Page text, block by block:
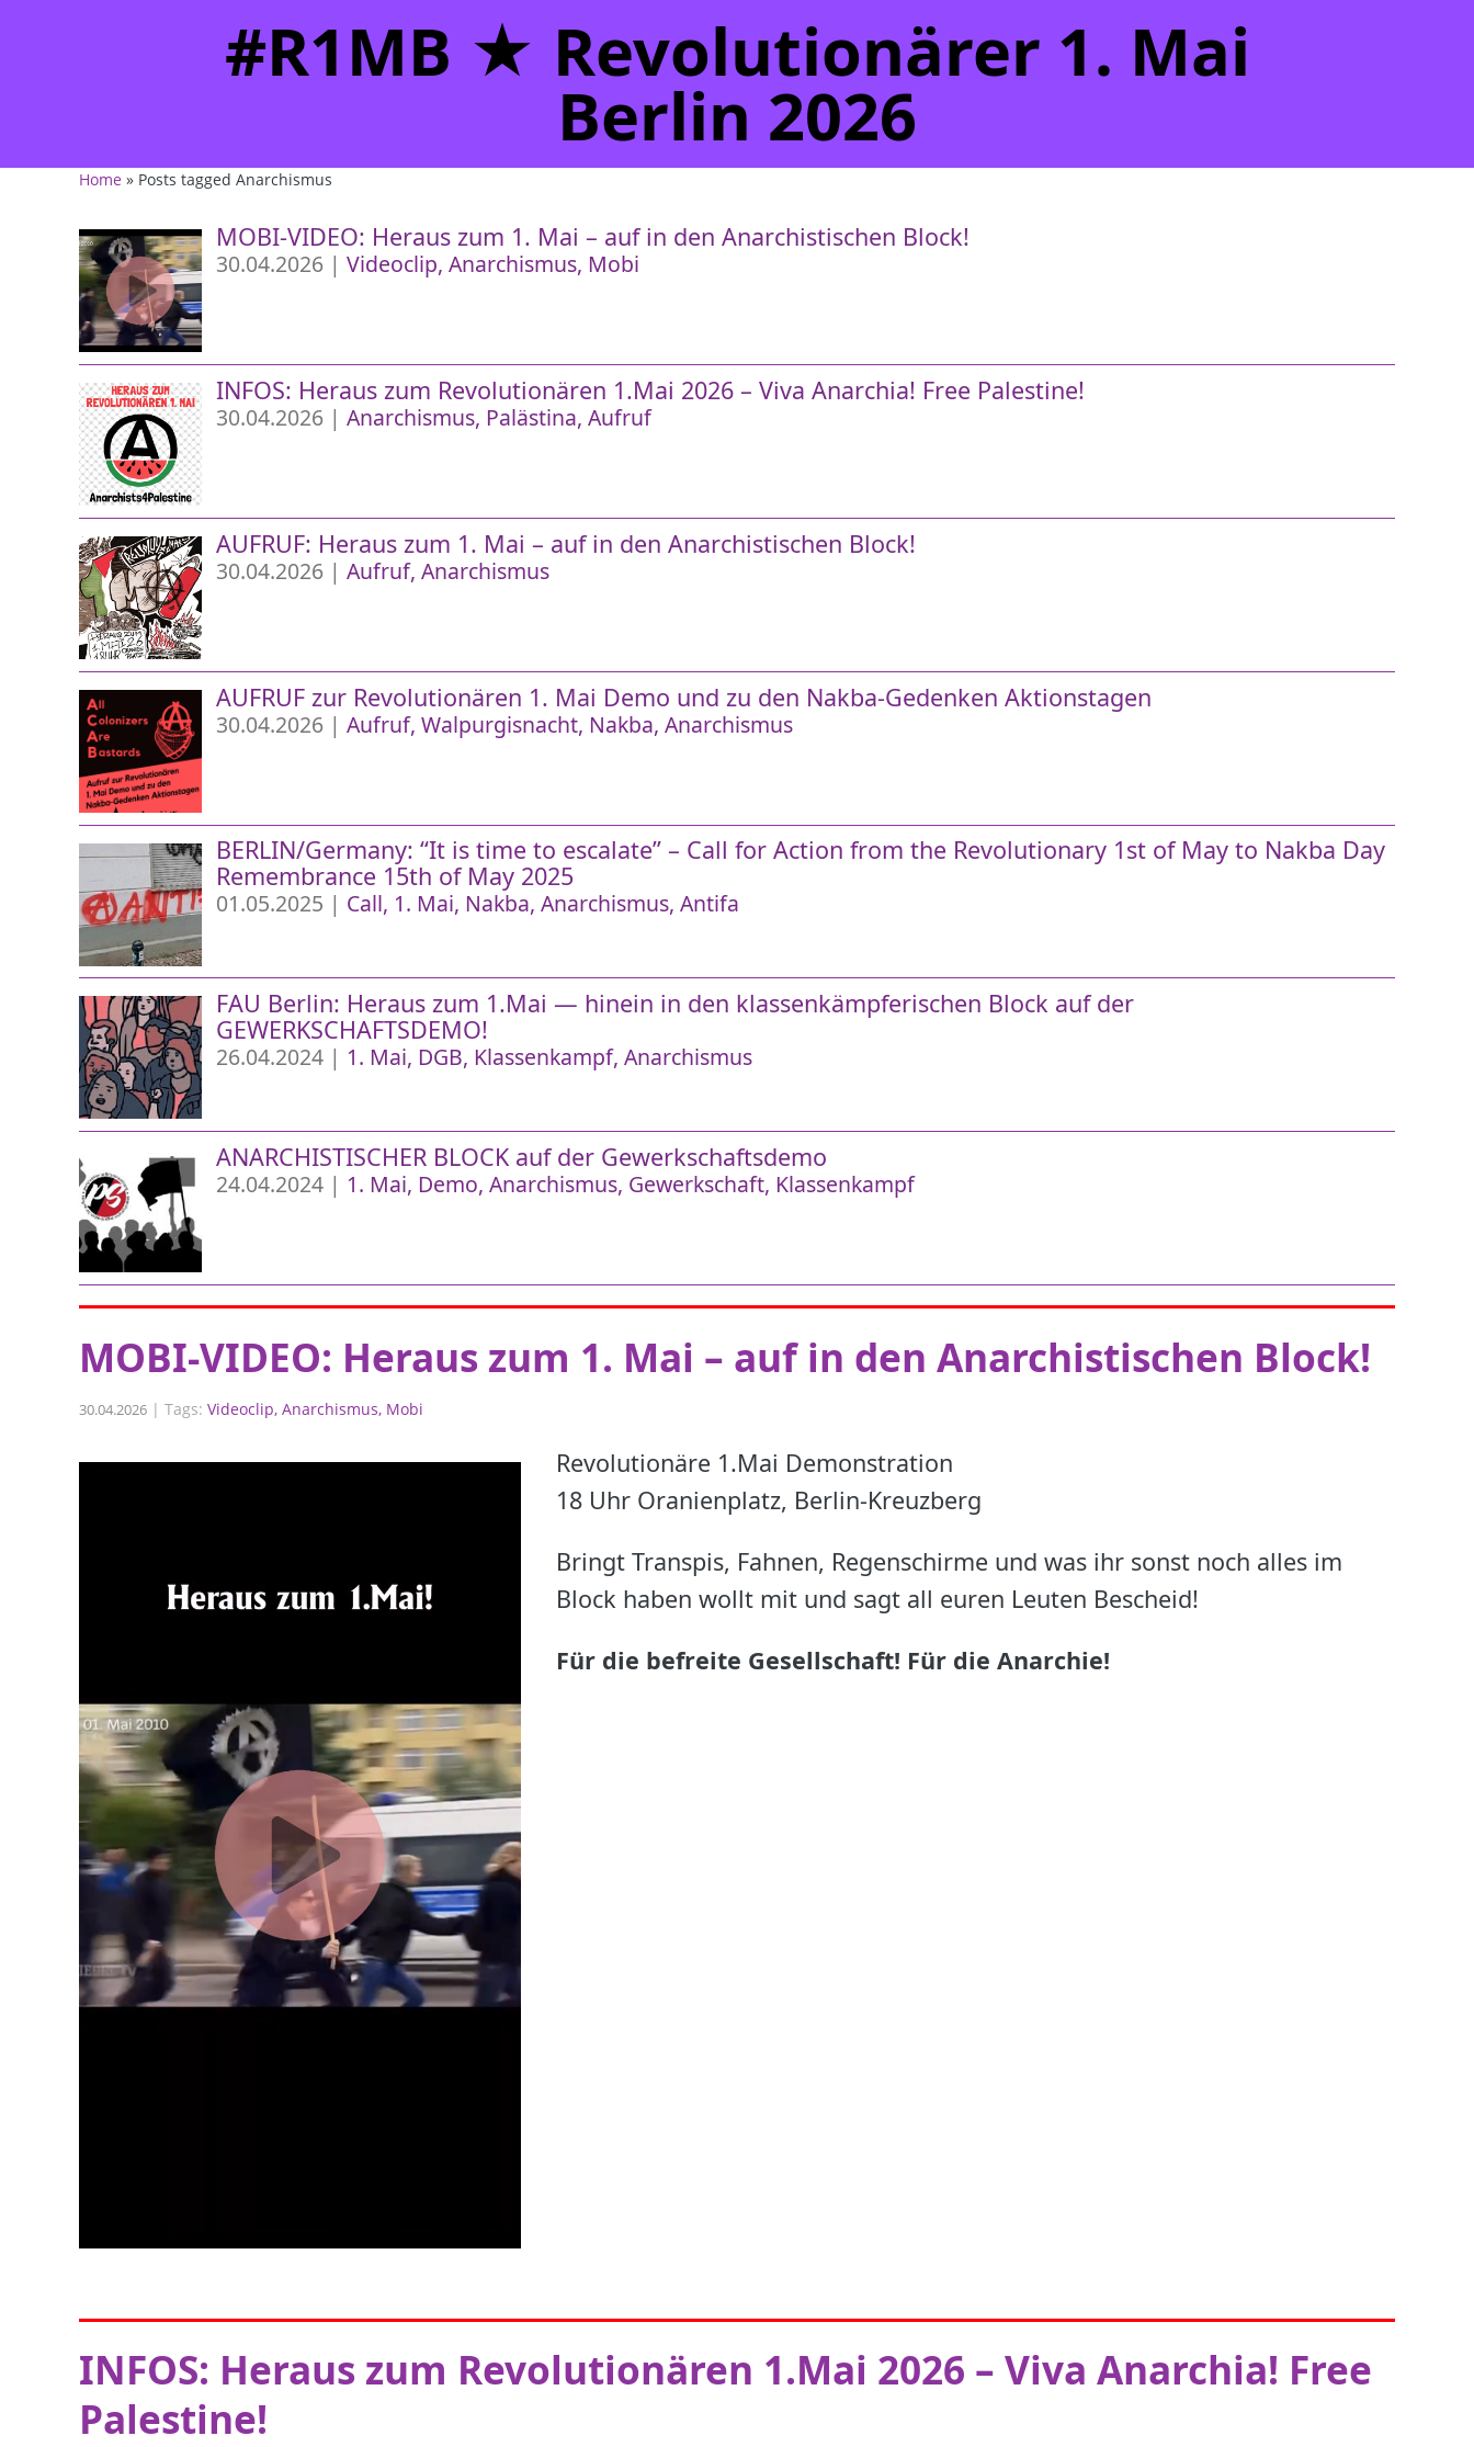
#R1MB ★ Revolutionärer 1. Mai
Berlin 2026
Home » Posts tagged Anarchismus
MOBI-VIDEO: Heraus zum 1. Mai – auf in den Anarchistischen Block!
30.04.2026 | Videoclip Anarchismus Mobi
INFOS: Heraus zum Revolutionären 1.Mai 2026 – Viva Anarchia! Free Palestine!
30.04.2026 | Anarchismus Palästina Aufruf
AUFRUF: Heraus zum 1. Mai – auf in den Anarchistischen Block!
30.04.2026 | Aufruf Anarchismus
AUFRUF zur Revolutionären 1. Mai Demo und zu den Nakba-Gedenken Aktionstagen
30.04.2026 | Aufruf Walpurgisnacht Nakba Anarchismus
BERLIN/Germany: “It is time to escalate” – Call for Action from the Revolutionary 1st of May to Nakba Day
Remembrance 15th of May 2025
01.05.2025 | Call 1. Mai Nakba Anarchismus Antifa
FAU Berlin: Heraus zum 1.Mai — hinein in den klassenkämpferischen Block auf der
GEWERKSCHAFTSDEMO!
26.04.2024 | 1. Mai DGB Klassenkampf Anarchismus
ANARCHISTISCHER BLOCK auf der Gewerkschaftsdemo
24.04.2024 | 1. Mai Demo Anarchismus Gewerkschaft Klassenkampf
MOBI-VIDEO: Heraus zum 1. Mai – auf in den Anarchistischen Block!
30.04.2026 | Tags: Videoclip Anarchismus Mobi
Revolutionäre 1.Mai Demonstration
18 Uhr Oranienplatz, Berlin-Kreuzberg
Bringt Transpis, Fahnen, Regenschirme und was ihr sonst noch alles im
Block haben wollt mit und sagt all euren Leuten Bescheid!
Für die befreite Gesellschaft! Für die Anarchie!
INFOS: Heraus zum Revolutionären 1.Mai 2026 – Viva Anarchia! Free
Palestine!